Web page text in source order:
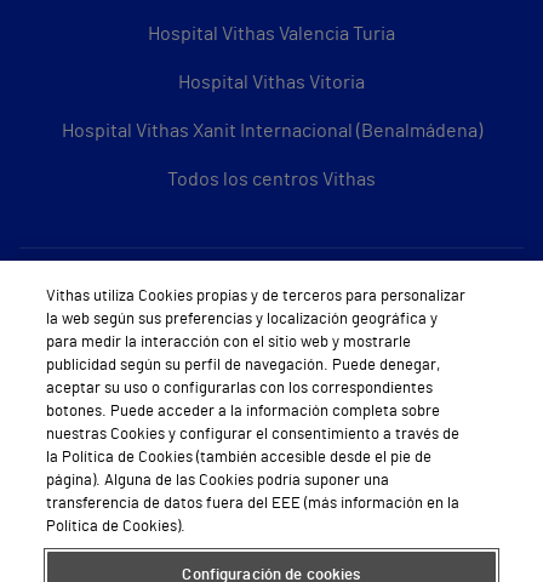
Hospital Vithas Valencia Turia
Hospital Vithas Vitoria
Hospital Vithas Xanit Internacional (Benalmádena)
Todos los centros Vithas
Sobre Vithas
Quiénes somos
Trabajar en Vithas
Teléfono Cita Médica
Teléfono Atención al Cliente
Política de seguridad y salud en el trabajo
Conoce a Supervita
Vithas utiliza Cookies propias y de terceros para personalizar
la web según sus preferencias y localización geográfica y
para medir la interacción con el sitio web y mostrarle
publicidad según su perfil de navegación. Puede denegar,
aceptar su uso o configurarlas con los correspondientes
botones. Puede acceder a la información completa sobre
nuestras Cookies y configurar el consentimiento a través de
la Política de Cookies (también accesible desde el pie de
página). Alguna de las Cookies podría suponer una
transferencia de datos fuera del EEE (más información en la
Política de Cookies).
Configuración de cookies